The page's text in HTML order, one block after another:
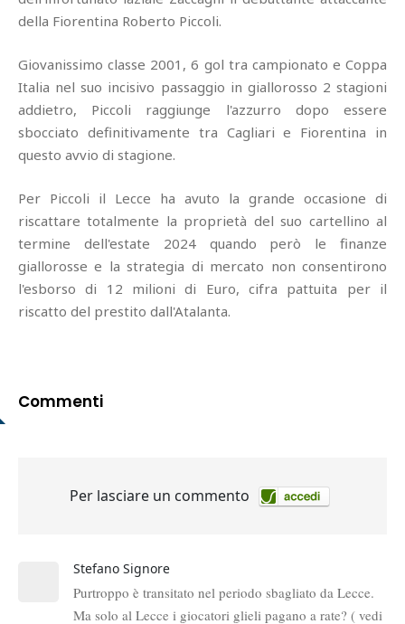
della Fiorentina Roberto Piccoli.
Giovanissimo classe 2001, 6 gol tra campionato e Coppa
Italia nel suo incisivo passaggio in giallorosso 2 stagioni
addietro, Piccoli raggiunge l'azzurro dopo essere
sbocciato definitivamente tra Cagliari e Fiorentina in
questo avvio di stagione.
Per Piccoli il Lecce ha avuto la grande occasione di
riscattare totalmente la proprietà del suo cartellino al
termine dell'estate 2024 quando però le finanze
giallorosse e la strategia di mercato non consentirono
l'esborso di 12 milioni di Euro, cifra pattuita per il
riscatto del prestito dall'Atalanta.
Commenti